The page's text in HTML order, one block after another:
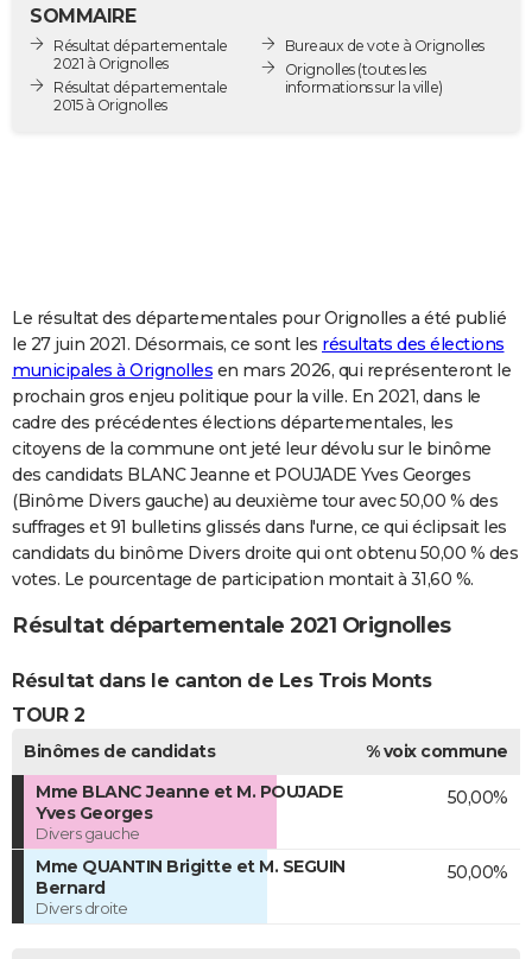
Destinations
City break
Voyage nature
Voyage de noces
Forum
Climat
GUIDES D'ACHAT
COPAINS D'AVANT
S'inscrire
Se connecter
Lycées
Collèges
Primaires
Universités
Entreprises
Service militaire
Avis de recherche
AVIS DE DÉCÈS
FORUM
Bricolage
Lifestyle
Culture
Sport
Auto
Television
Voyage
Cinema
SOMMAIRE
Résultat départementale
2021 à Orignolles
Résultat départementale
2015 à Orignolles
Bureaux de vote à Orignolles
Orignolles(toutes les
informations sur la ville)
Le résultat des départementales pour Orignolles a été publié
le 27 juin 2021. Désormais, ce sont les résultats des élections
municipales à Orignolles en mars 2026, qui représenteront le
prochain gros enjeu politique pour la ville. En 2021, dans le
cadre des précédentes élections départementales, les
citoyens de la commune ont jeté leur dévolu sur le binôme
des candidats BLANC Jeanne et POUJADE Yves Georges
(Binôme Divers gauche) au deuxième tour avec 50,00 % des
suffrages et 91 bulletins glissés dans l'urne, ce qui éclipsait les
candidats du binôme Divers droite qui ont obtenu 50,00 % des
votes. Le pourcentage de participation montait à 31,60 %.
Résultat départementale 2021 Orignolles
Résultat dans le canton de Les Trois Monts
TOUR 2
Binômes de candidats
% voix commune
Mme BLANC Jeanne et M. POUJADE
Yves Georges
Divers gauche
50,00%
Mme QUANTIN Brigitte et M. SEGUIN
Bernard
Divers droite
50,00%